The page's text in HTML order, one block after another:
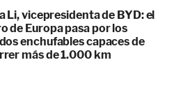
Li, vicepresidenta de BYD: el
de Europa pasa por los
enchufables capaces de
más de 1.000 km